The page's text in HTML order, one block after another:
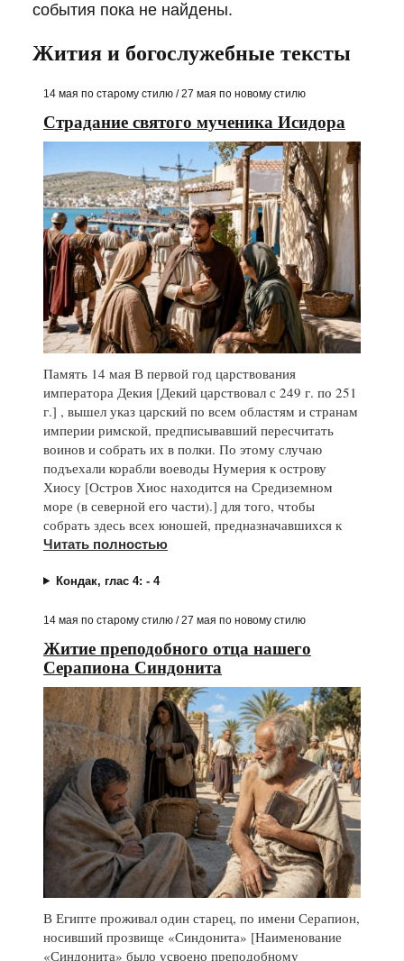
события пока не найдены.
Жития и богослужебные тексты
14 мая по старому стилю / 27 мая по новому стилю
Страдание святого мученика Исидора
Память 14 мая В первой год царствования
императора Декия [Декий царствовал с 249 г. по 251
г.] , вышел указ царский по всем областям и странам
империи римской, предписывавший пересчитать
воинов и собрать их в полки. По этому случаю
подъехали корабли воеводы Нумерия к острову
Хиосу [Остров Хиос находится на Средиземном
море (в северной его части).] для того, чтобы
собрать здесь всех юношей, предназначавшихся к
Читать полностью
Кондак, глас 4: - 4
14 мая по старому стилю / 27 мая по новому стилю
Житие преподобного отца нашего
Серапиона Синдонита
В Египте проживал один старец, по имени Серапион,
носивший прозвище «Синдонита» [Наименование
«Синдонита» было усвоено преподобному